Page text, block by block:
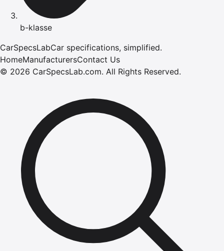
b-klasse
CarSpecsLabCar specifications, simplified.
HomeManufacturersContact Us
© 2026 CarSpecsLab.com. All Rights Reserved.